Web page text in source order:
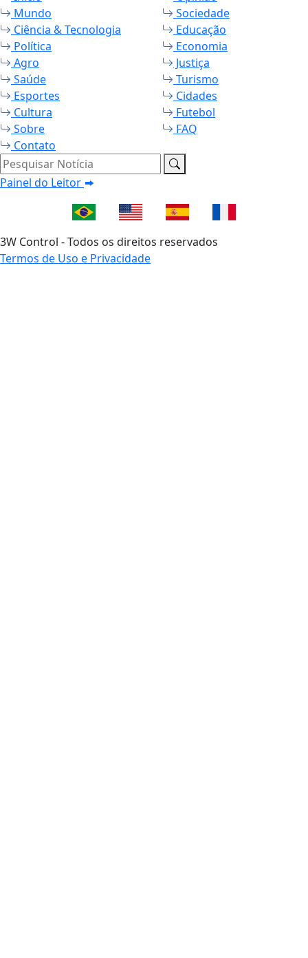
Mundo
Sociedade
Ciência & Tecnologia
Educação
Política
Economia
Agro
Justiça
Saúde
Turismo
Esportes
Cidades
Cultura
Futebol
Sobre
FAQ
Contato
Pesquisar Notícia
Painel do Leitor
3W Control - Todos os direitos reservados
Termos de Uso e Privacidade